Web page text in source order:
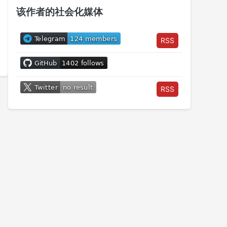
该作者的社会化媒体
RSS
RSS